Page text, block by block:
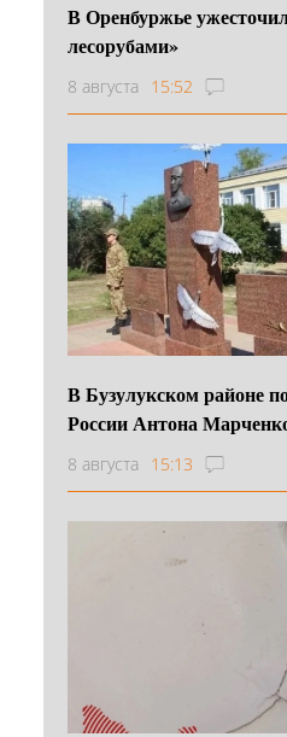
В Оренбуржье
лесорубами»
8 августа 15:52
В Бузулукском районе
России Антона
8 августа 15:13